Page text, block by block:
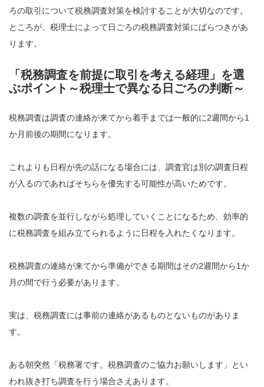
ろの取引について税務調査対策を検討することが大切なのです。
ところが、税理士によって日ごろの税務調査対策にばらつきがあ
ります。
「税務調査を前提に取引を考える経理」を選
ぶポイント～税理士で異なる日ごろの判断～
税務調査は調査の連絡が来てから着手までは一般的に2週間から1
か月前後の期間になります。
これよりも日程が先の話になる場合には、調査官は別の調査日程
が入るのであればそちらを優先する可能性が高いためです。
複数の調査を並行しながら処理していくことになるため、効率的
に税務調査を組み立てられるように日程を入れたくなります。
税務調査の連絡が来てから準備ができる期間はその2週間から1か
月の間で行う必要があります。
実は、税務調査には事前の連絡があるものとないものがありま
す。
ある朝突然「税務署です。税務調査のご協力お願いします」とい
われ抜き打ち調査を行う場合さえあります。